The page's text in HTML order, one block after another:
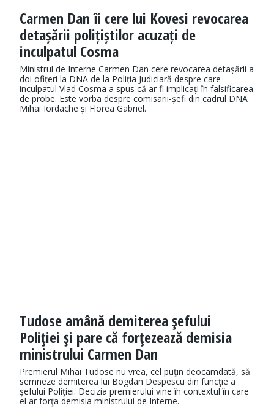
Carmen Dan îi cere lui Kovesi revocarea
detașării polițiștilor acuzați de
inculpatul Cosma
Ministrul de Interne Carmen Dan cere revocarea detașării a
doi ofițeri la DNA de la Poliția Judiciară despre care
inculpatul Vlad Cosma a spus că ar fi implicați în falsificarea
de probe. Este vorba despre comisarii-șefi din cadrul DNA
Mihai Iordache și Florea Gabriel.
Tudose amână demiterea şefului
Poliţiei şi pare că forţezează demisia
ministrului Carmen Dan
Premierul Mihai Tudose nu vrea, cel puţin deocamdată, să
semneze demiterea lui Bogdan Despescu din funcţie a
şefului Poliţiei. Decizia premierului vine în contextul în care
el ar forţa demisia ministrului de Interne.